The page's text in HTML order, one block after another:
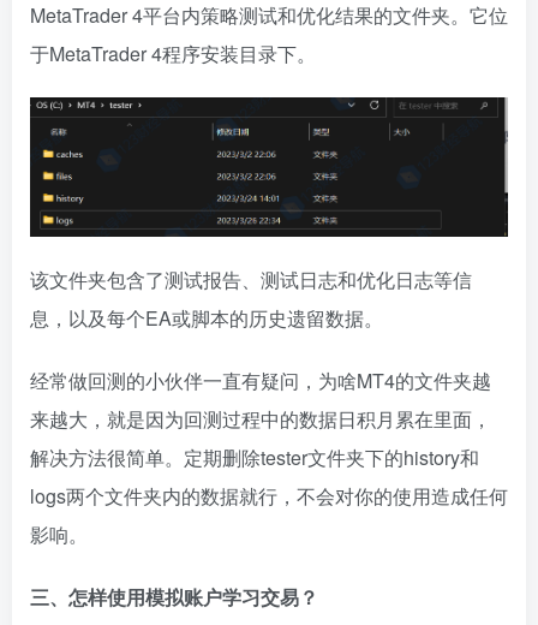
MetaTrader 4平台内策略测试和优化结果的文件夹。它位
于MetaTrader 4程序安装目录下。
该文件夹包含了测试报告、测试日志和优化日志等信
息，以及每个EA或脚本的历史遗留数据。
经常做回测的小伙伴一直有疑问，为啥MT4的文件夹越
来越大，就是因为回测过程中的数据日积月累在里面，
解决方法很简单。定期删除tester文件夹下的history和
logs两个文件夹内的数据就行，不会对你的使用造成任何
影响。
三、怎样使用模拟账户学习交易？